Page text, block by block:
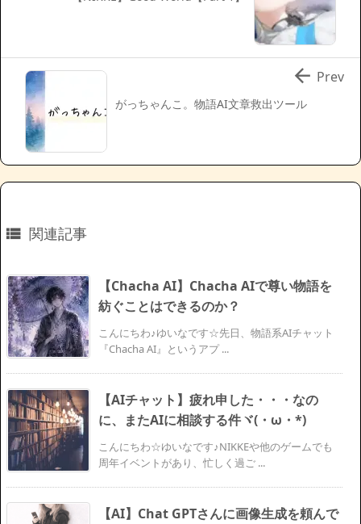
がっちゃんこ。物語AI文章救出ツール
 Prev
 関連記事
【Chacha AI】Chacha AIで尊い物語を
紡ぐことはできるのか？
こんにちわ♪ゆいなです☆先日、物語系AIチャット
『Chacha AI』というアプ ...
【AIチャット】疲れ申した・・・なの
に、またAIに相談する件ヾ(・ω・*)
こんにちわ☆ゆいなです♪NIKKEや他のゲームでも
周年イベントがあり、忙しく過ご ...
【AI】Chat GPTさんに画像生成を頼んで